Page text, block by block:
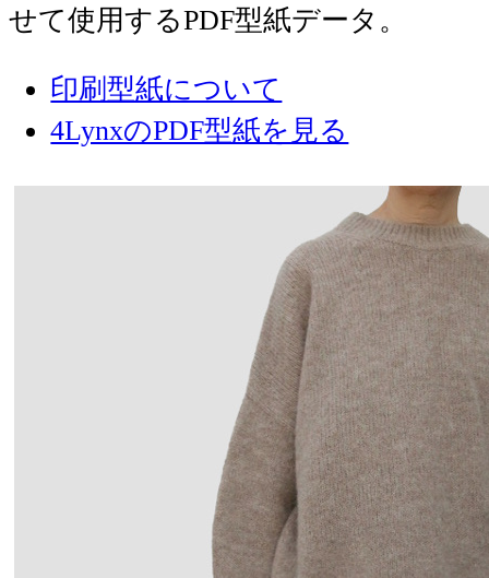
せて使用するPDF型紙データ。
印刷型紙について
4LynxのPDF型紙を見る